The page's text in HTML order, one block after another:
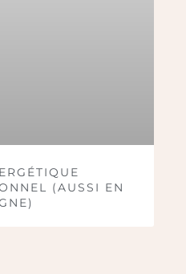
(AUSSI EN